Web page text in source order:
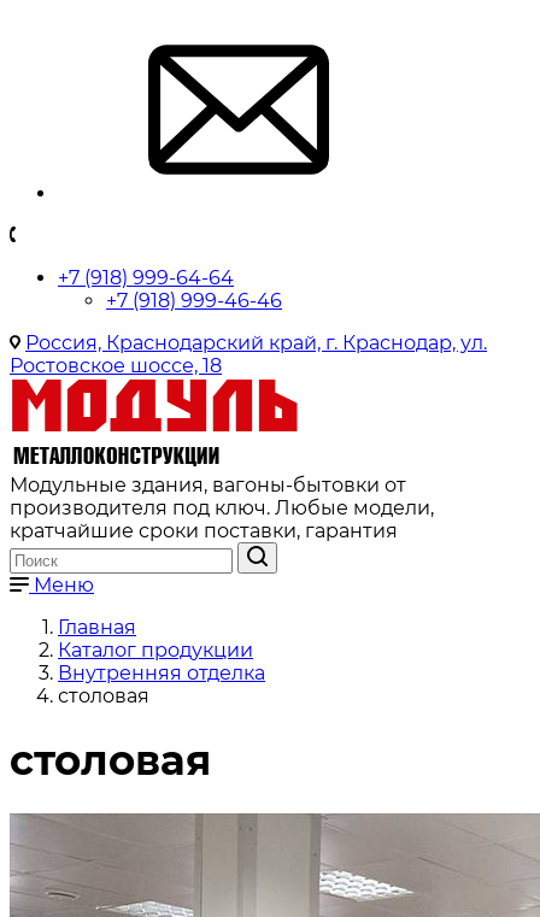
+7 (918) 999-64-64
+7 (918) 999-46-46
Россия, Краснодарский край, г. Краснодар, ул.
Ростовское шоссе, 18
Модульные здания, вагоны-бытовки от
производителя под ключ. Любые модели,
кратчайшие сроки поставки, гарантия
Меню
Главная
Каталог продукции
Внутренняя отделка
столовая
столовая